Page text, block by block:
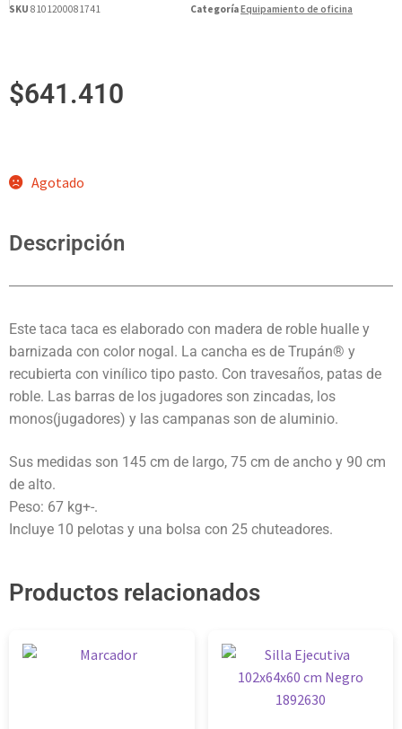
SKU 8101200081741 CategoríaEquipamiento de oficina
$641.410
Agotado
Descripción
Este taca taca es elaborado con madera de roble hualle y
barnizada con color nogal. La cancha es de Trupán® y
recubierta con vinílico tipo pasto. Con travesaños, patas de
roble. Las barras de los jugadores son zincadas, los
monos(jugadores) y las campanas son de aluminio.
Sus medidas son 145 cm de largo, 75 cm de ancho y 90 cm
de alto.
Peso: 67 kg+-.
Incluye 10 pelotas y una bolsa con 25 chuteadores.
Productos relacionados